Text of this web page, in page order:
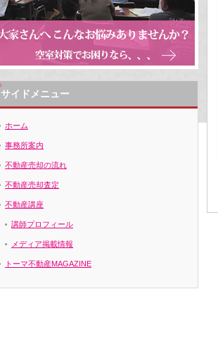
サイドメニュー
ホーム
事務所案内
不動産売却の流れ
不動産売却査定
不動産講座
講師プロフィール
メディア掲載情報
トーマ不動産MAGAZINE